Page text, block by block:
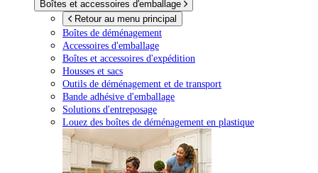
Boîtes et accessoires d'emballage
Retour au menu principal
Boîtes de déménagement
Accessoires d'emballage
Boîtes et accessoires d'expédition
Housses et sacs
Outils de déménagement et de transport
Bande adhésive d'emballage
Solutions d'entreposage
Louez des boîtes de déménagement en plastique